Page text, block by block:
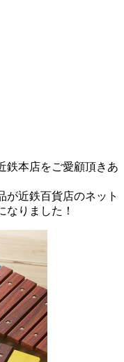
鉄本店をご愛顧頂きあ
が近鉄百貨店のネット
なりました！